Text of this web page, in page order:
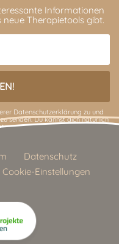
Informationen
Therapietools gibt.
Datenschutzerklärung zu und
senden. Du kannst dich natürlich
Datenschutz
Cookie-Einstellungen